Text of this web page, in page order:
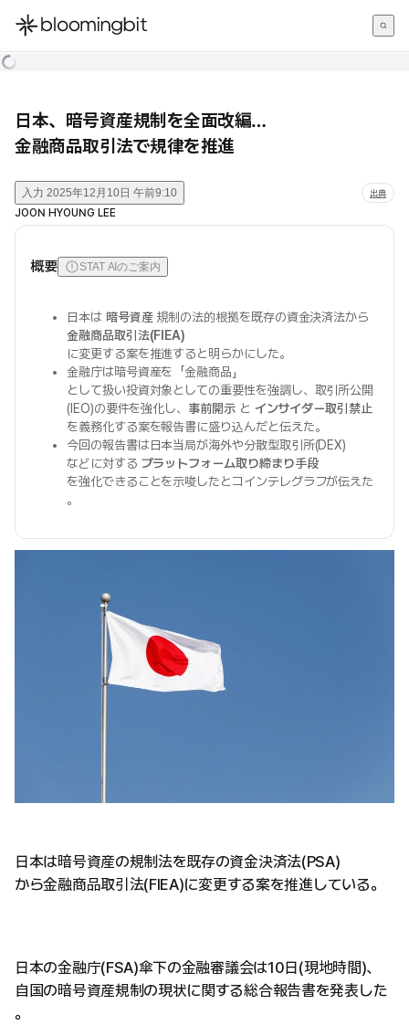
한국어
日本、暗号資産規制を全面改編…
金融商品取引法で規律を推進
入力 2025年12月10日 午前9:10 出典
JOON HYOUNG LEE
概要 STAT AIのご案内
日本は 暗号資産規制の法的根拠を既存の資金決済法から
金融商品取引法(FIEA)
に変更する案を推進すると明らかにした。
金融庁は暗号資産を「金融商品」
として扱い投資対象としての重要性を強調し、取引所公開
(IEO)の要件を強化し、 事前開示と インサイダー取引禁止
を義務化する案を報告書に盛り込んだと伝えた。
今回の報告書は日本当局が海外や分散型取引所(DEX)
などに対する プラットフォーム取り締まり手段
を強化できることを示唆したとコインテレグラフが伝えた
。
日本は暗号資産の規制法を既存の資金決済法(PSA)
から金融商品取引法(FIEA)に変更する案を推進している。
日本の金融庁(FSA)傘下の金融審議会は10日(現地時間)、
自国の暗号資産規制の現状に関する総合報告書を発表した
。